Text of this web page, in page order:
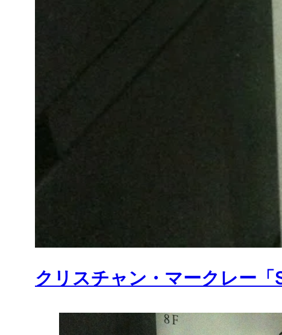
クリスチャン・マークレー